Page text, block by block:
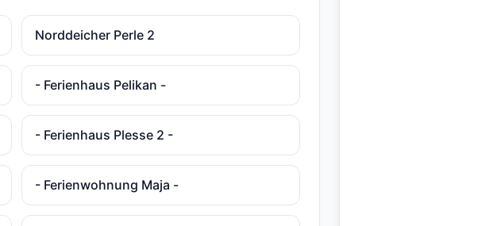
Norddeicher Perle 2
- Ferienhaus Pelikan -
- Ferienhaus Plesse 2 -
- Ferienwohnung Maja -